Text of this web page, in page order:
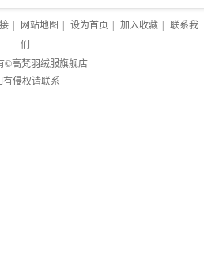
网站地图 设为首页 加入收藏
联系我
们
©高梵羽绒服旗舰店
有侵权请联系